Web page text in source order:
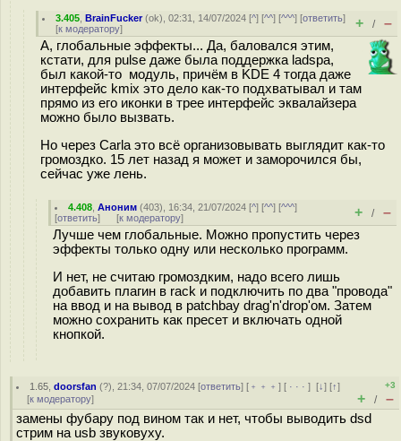
3.405 ,BrainFucker(ok), 02:31, 14/07/2024 [^] [^^] [^^^] [ответить]
[к модератору] + / –
А, глобальные эффекты... Да, баловался этим,
кстати, для pulse даже была поддержка ladspa,
был какой-то модуль, причём в KDE 4 тогда даже
интерфейс kmix это дело как-то подхватывал и там
прямо из его иконки в трее интерфейс эквалайзера
можно было вызвать.
Но через Carla это всё организовывать выглядит как-то
громоздко. 15 лет назад я может и заморочился бы,
сейчас уже лень.
4.408 ,Аноним (403), 16:34, 21/07/2024 [^] [^^] [^^^]
[ответить] [к модератору] + / –
Лучше чем глобальные. Можно пропустить через
эффекты только одну или несколько программ.
И нет, не считаю громоздким, надо всего лишь
добавить плагин в rack и подключить по два "провода"
на ввод и на вывод в patchbay drag'n'drop'ом. Затем
можно сохранить как пресет и включать одной
кнопкой.
1.65 ,doorsfan (?), 21:34, 07/07/2024 [ответить] [ ﹢﹢﹢] [ · · ·][↓] [↑]
[к модератору]
+3
+ / –
замены фубару под вином так и нет, чтобы выводить dsd
стрим на usb звуковуху.